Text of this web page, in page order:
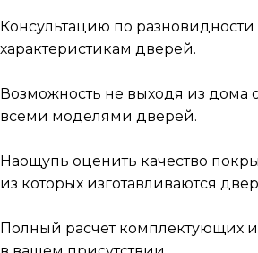
Консультацию по разновидности
характеристикам дверей.
Возможность не выходя из дома
всеми моделями дверей.
Наощупь оценить качество
из которых изготавливаются
Полный расчет комплектующих